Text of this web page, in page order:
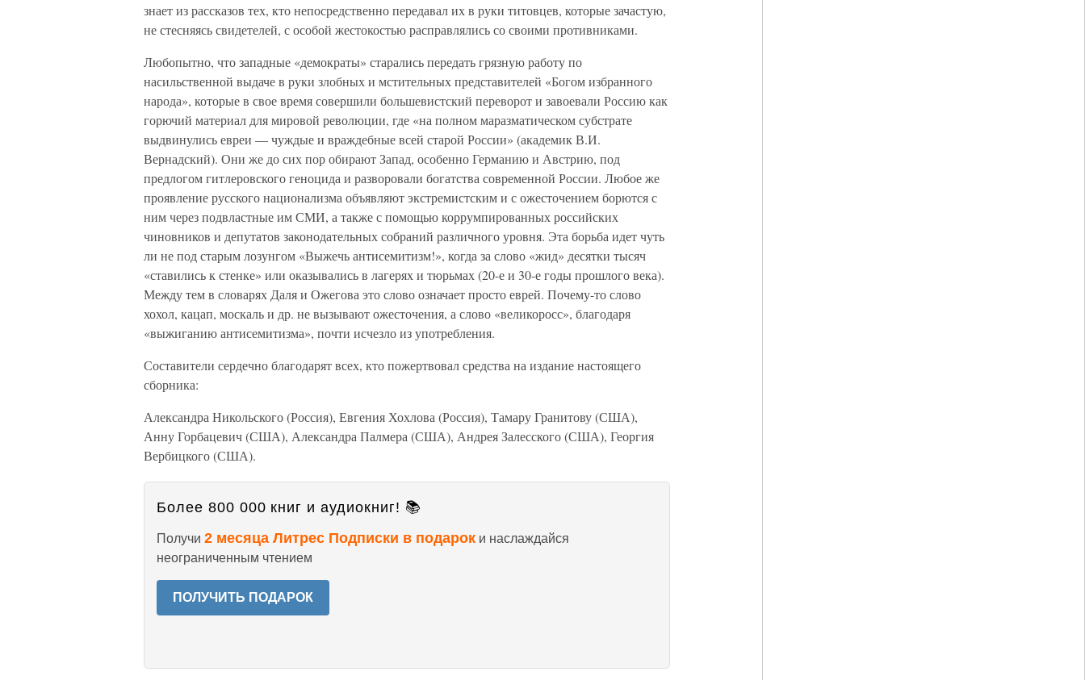
знает из рассказов тех, кто непосредственно передавал их в руки титовцев, которые зачастую,
не стесняясь свидетелей, с особой жестокостью расправлялись со своими противниками.
Любопытно, что западные «демократы» старались передать грязную работу по
насильственной выдаче в руки злобных и мстительных представителей «Богом избранного
народа», которые в свое время совершили большевистский переворот и завоевали Россию как
горючий материал для мировой революции, где «на полном маразматическом субстрате
выдвинулись евреи — чуждые и враждебные всей старой России» (академик В.И.
Вернадский). Они же до сих пор обирают Запад, особенно Германию и Австрию, под
предлогом гитлеровского геноцида и разворовали богатства современной России. Любое же
проявление русского национализма объявляют экстремистским и с ожесточением борются с
ним через подвластные им СМИ, а также с помощью коррумпированных российских
чиновников и депутатов законодательных собраний различного уровня. Эта борьба идет чуть
ли не под старым лозунгом «Выжечь антисемитизм!», когда за слово «жид» десятки тысяч
«ставились к стенке» или оказывались в лагерях и тюрьмах (20-е и 30-е годы прошлого века).
Между тем в словарях Даля и Ожегова это слово означает просто еврей. Почему-то слово
хохол, кацап, москаль и др. не вызывают ожесточения, а слово «великоросс», благодаря
«выжиганию антисемитизма», почти исчезло из употребления.
Составители сердечно благодарят всех, кто пожертвовал средства на издание настоящего
сборника:
Александра Никольского (Россия), Евгения Хохлова (Россия), Тамару Гранитову (США),
Анну Горбацевич (США), Александра Палмера (США), Андрея Залесского (США), Георгия
Вербицкого (США).
Более 800 000 книг и аудиокниг! 📚
Получи 2 месяца Литрес Подписки в подарок и наслаждайся
неограниченным чтением
ПОЛУЧИТЬ ПОДАРОК